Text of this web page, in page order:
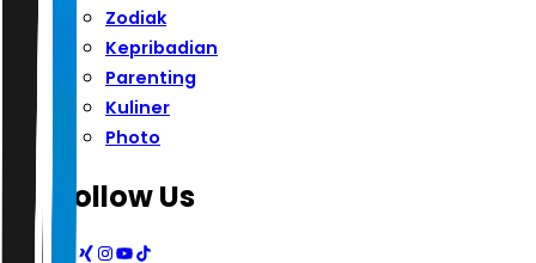
Zodiak
Kepribadian
Parenting
Kuliner
Photo
Follow Us